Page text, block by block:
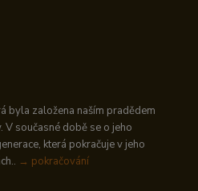
byla založena naším pradědem
současné době se o jeho
která pokračuje v jeho
→ pokračování